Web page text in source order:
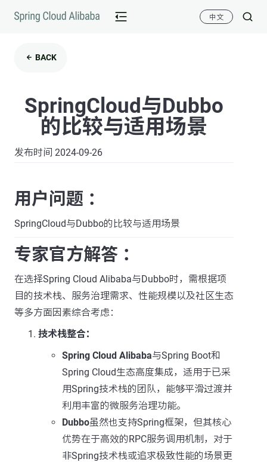
中文
BACK
SpringCloud与Dubbo
的比较与适用场景
发布时间 2024-09-26
用户问题 ：
SpringCloud与Dubbo的比较与适用场景
专家官方解答 ：
在选择Spring Cloud Alibaba与Dubbo时，需根据项
目的技术栈、服务治理需求、性能规模以及社区生态
等多方面因素综合考虑：
技术栈整合：
Spring Cloud Alibaba与Spring Boot和
Spring Cloud生态高度集成，适用于已采
用Spring技术栈的团队，能够平滑过渡并
利用丰富的微服务治理功能。
Dubbo虽然也支持Spring框架，但其核心
优势在于高效的RPC服务调用机制，对于
非Spring技术栈或追求极致性能的场景更